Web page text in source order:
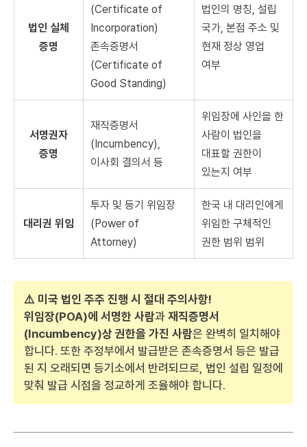
법인 실체
증명
(Certificate of
Incorporation)
존속증명서
(Certificate of
Good Standing)
법인의 명칭, 설립
국가, 본점 주소 및
현재 정상 영업
여부
서명권자
증명
재직증명서
(Incumbency),
이사회 결의서 등
위임장에 사인을 한
사람이 법인을
대표할 권한이
있는지 여부
대리권 위임
투자 및 등기 위임장
(Power of
Attorney)
한국 내 대리인에게
위임한 구체적인
권한 범위 범위
⚠️ 미국 법인 주주 진행 시 절대 주의사항!
위임장(POA)에 서명한 사람과 재직증명서
(Incumbency)상 권한을 가진 사람은 완벽히 일치해야
합니다. 또한 주정부에서 발급받은 존속증명서 등은 발급
된 지 오래되면 등기소에서 반려되므로, 법인 설립 일정에
맞춰 발급 시점을 정교하게 조율해야 합니다.